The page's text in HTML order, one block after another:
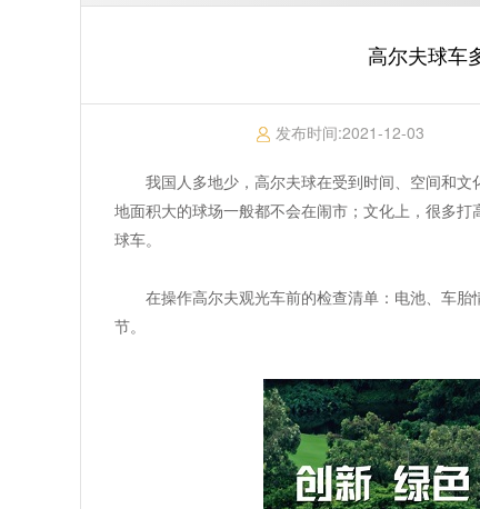
高尔夫球车
发布时间:2021-12-03
我国人多地少，高尔夫球在受到时间、空间和
地面积大的球场一般都不会在闹市；文化上，很多打
球车。
在操作高尔夫观光车前的检查清单：电池、车
节。